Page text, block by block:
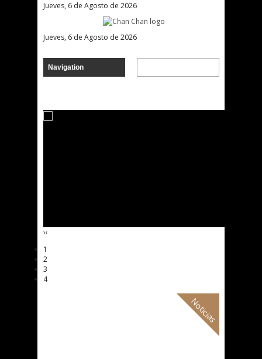
Jueves, 6 de Agosto de 2026
Jueves, 6 de Agosto de 2026
›‹
1
2
3
4
Noticias